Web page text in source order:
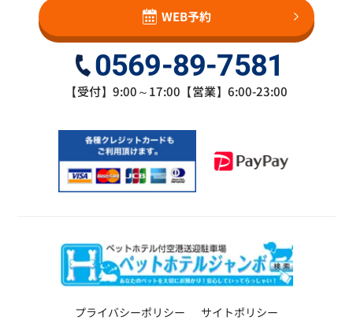
WEB予約
0569-89-7581
【受付】9:00～17:00【営業】6:00-23:00
プライバシーポリシー サイトポリシー